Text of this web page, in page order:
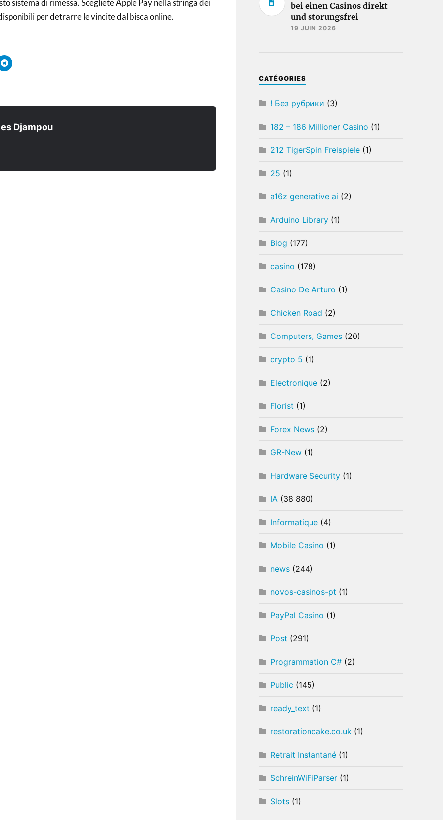
sistema di rimessa. Scegliete Apple Pay nella stringa dei
per detrarre le vincite dal bisca online.
Cliquez
pour
nouvelle
Djampou
bei einen Casinos direkt
und storungsfrei
19 JUIN 2026
CATÉGORIES
! Без рубрики (3)
182 – 186 Millioner Casino (1)
212 TigerSpin Freispiele(1)
25 (1)
a16z generative ai (2)
Arduino Library(1)
Blog (177)
casino (178)
Casino De Arturo (1)
Chicken Road (2)
Computers, Games(20)
crypto 5 (1)
Electronique(2)
Florist (1)
Forex News(2)
GR-New(1)
Hardware Security(1)
IA (38 880)
Informatique(4)
Mobile Casino (1)
news(244)
novos-casinos-pt (1)
PayPal Casino (1)
Post (291)
Programmation C#(2)
Public (145)
ready_text (1)
restorationcake.co.uk (1)
Retrait Instantané(1)
SchreinWiFiParser(1)
Slots(1)